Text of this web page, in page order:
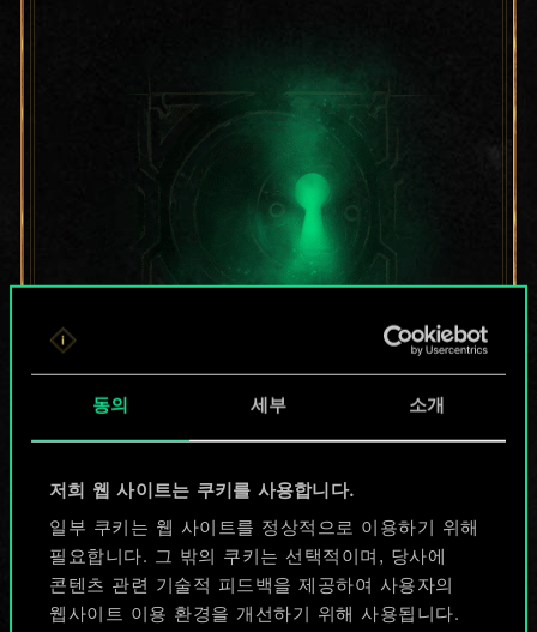
동의 세부 소개
저희 웹 사이트는 쿠키를 사용합니다.
일부 쿠키는 웹 사이트를 정상적으로 이용하기 위해
필요합니다. 그 밖의 쿠키는 선택적이며, 당사에
콘텐츠 관련 기술적 피드백을 제공하여 사용자의
웹사이트 이용 환경을 개선하기 위해 사용됩니다.
지금은 공유된
않지만
무궁무진한
가능성을 가지고